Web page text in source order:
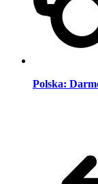
Polska: